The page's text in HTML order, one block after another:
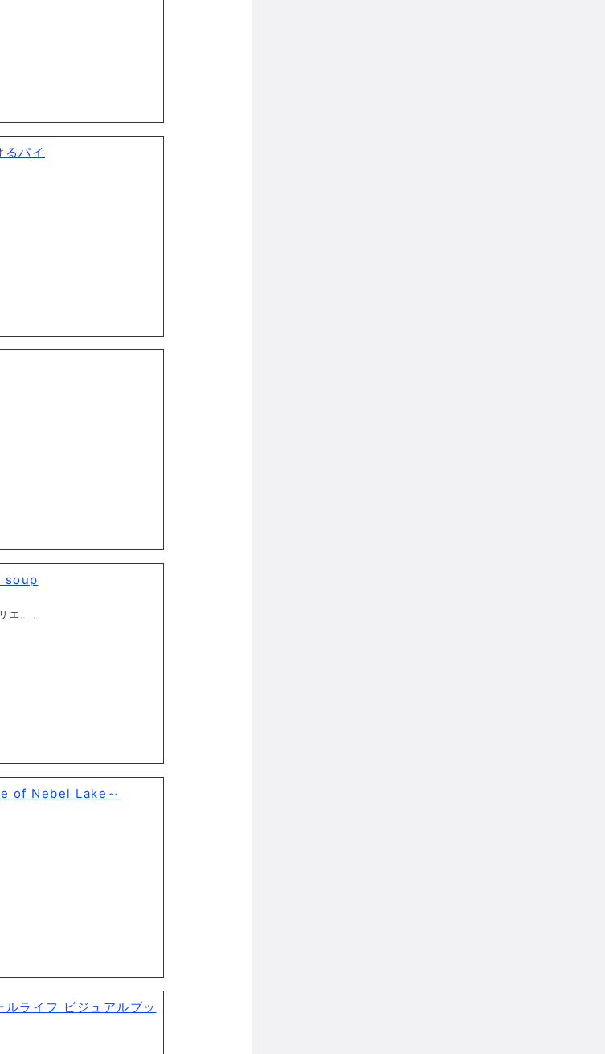
るパイ
soup
エ…..
of Nebel Lake～
ライフ ビジュアルブッ